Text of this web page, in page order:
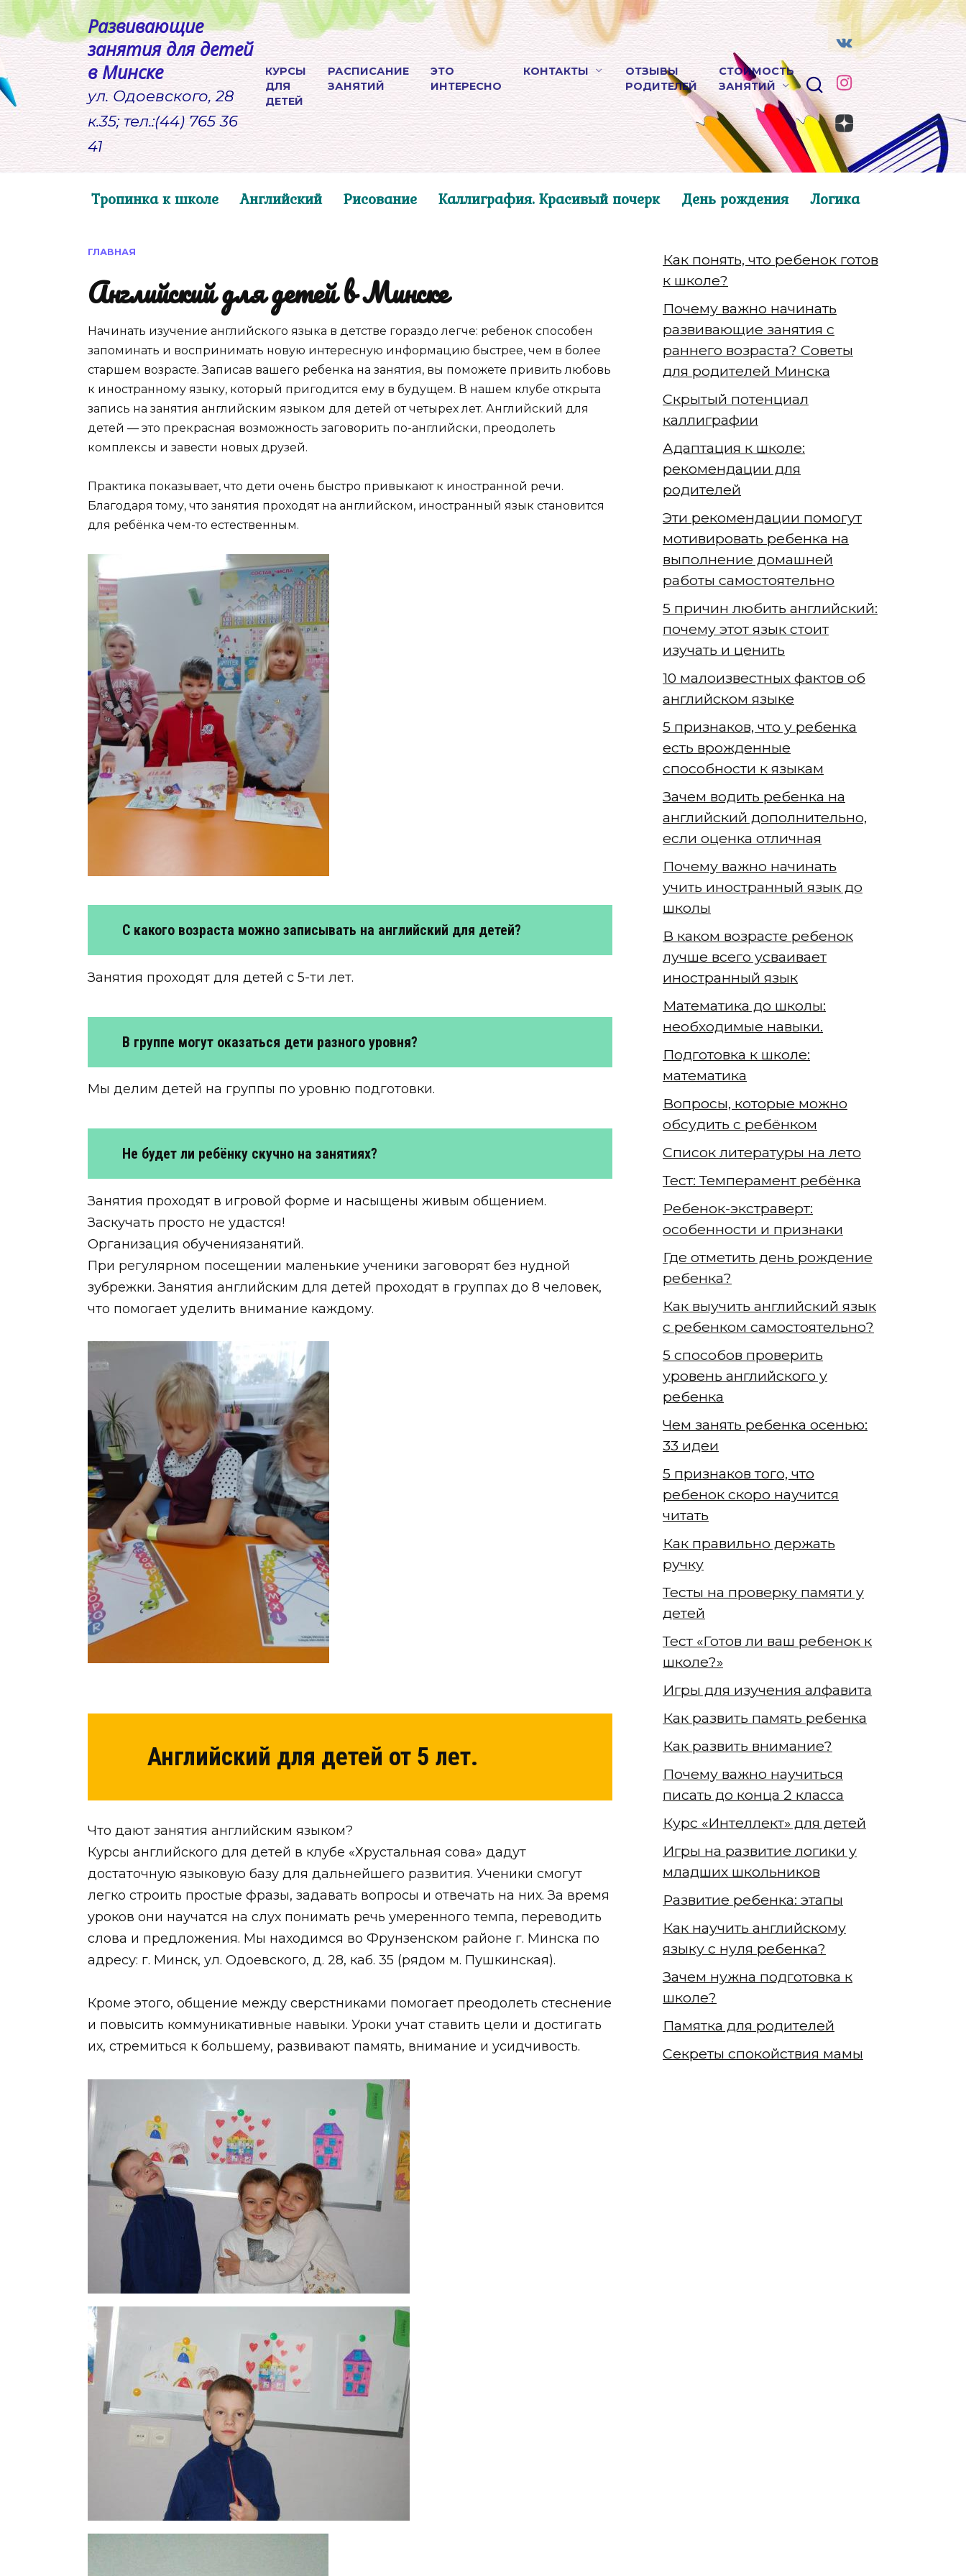
Перейти
к
содержанию
Развивающие
занятия для детей
в Минске
ул. Одоевского, 28
к.35; тел.:(44) 765 36
41
КУРСЫ
ДЛЯ
ДЕТЕЙ
РАСПИСАНИЕ
ЗАНЯТИЙ
ЭТО
ИНТЕРЕСНО
КОНТАКТЫ
ОТЗЫВЫ
РОДИТЕЛЕЙ
СТОИМОСТЬ
ЗАНЯТИЙ
Тропинка к школе Английский Рисование Каллиграфия. Красивый почерк День рождения Логика
ГЛАВНАЯ
Английский для детей в Минске
Начинать изучение английского языка в детстве гораздо легче: ребенок способен
запоминать и воспринимать новую интересную информацию быстрее, чем в более
старшем возрасте. Записав вашего ребенка на занятия, вы поможете привить любовь
к иностранному языку, который пригодится ему в будущем. В нашем клубе открыта
запись на занятия английским языком для детей от четырех лет. Английский для
детей — это прекрасная возможность заговорить по-английски, преодолеть
комплексы и завести новых друзей.
Практика показывает, что дети очень быстро привыкают к иностранной речи.
Благодаря тому, что занятия проходят на английском, иностранный язык становится
для ребёнка чем-то естественным.
С какого возраста можно записывать на английский для детей?
Занятия проходят для детей с 5-ти лет.
В группе могут оказаться дети разного уровня?
Мы делим детей на группы по уровню подготовки.
Не будет ли ребёнку скучно на занятиях?
Занятия проходят в игровой форме и насыщены живым общением.
Заскучать просто не удастся!
Организация обучениязанятий.
При регулярном посещении маленькие ученики заговорят без нудной
зубрежки. Занятия английским для детей проходят в группах до 8 человек,
что помогает уделить внимание каждому.
Английский для детей от 5 лет.
Что дают занятия английским языком?
Курсы английского для детей в клубе «Хрустальная сова» дадут
достаточную языковую базу для дальнейшего развития. Ученики смогут
легко строить простые фразы, задавать вопросы и отвечать на них. За время
уроков они научатся на слух понимать речь умеренного темпа, переводить
слова и предложения. Мы находимся во Фрунзенском районе г. Минска по
адресу: г. Минск, ул. Одоевского, д. 28, каб. 35 (рядом м. Пушкинская).
Кроме этого, общение между сверстниками помогает преодолеть стеснение
и повысить коммуникативные навыки. Уроки учат ставить цели и достигать
их, стремиться к большему, развивают память, внимание и усидчивость.
Как понять, что ребенок готов
к школе?
Почему важно начинать
развивающие занятия с
раннего возраста? Советы
для родителей Минска
Скрытый потенциал
каллиграфии
Адаптация к школе:
рекомендации для
родителей
Эти рекомендации помогут
мотивировать ребенка на
выполнение домашней
работы самостоятельно
5 причин любить английский:
почему этот язык стоит
изучать и ценить
10 малоизвестных фактов об
английском языке
5 признаков, что у ребенка
есть врожденные
способности к языкам
Зачем водить ребенка на
английский дополнительно,
если оценка отличная
Почему важно начинать
учить иностранный язык до
школы
В каком возрасте ребенок
лучше всего усваивает
иностранный язык
Математика до школы:
необходимые навыки.
Подготовка к школе:
математика
Вопросы, которые можно
обсудить с ребёнком
Список литературы на лето
Тест: Темперамент ребёнка
Ребенок-экстраверт:
особенности и признаки
Где отметить день рождение
ребенка?
Как выучить английский язык
с ребенком самостоятельно?
5 способов проверить
уровень английского у
ребенка
Чем занять ребенка осенью:
33 идеи
5 признаков того, что
ребенок скоро научится
читать
Как правильно держать
ручку
Тесты на проверку памяти у
детей
Тест «Готов ли ваш ребенок к
школе?»
Игры для изучения алфавита
Как развить память ребенка
Как развить внимание?
Почему важно научиться
писать до конца 2 класса
Курс «Интеллект» для детей
Игры на развитие логики у
младших школьников
Развитие ребенка: этапы
Как научить английскому
языку с нуля ребенка?
Зачем нужна подготовка к
школе?
Памятка для родителей
Секреты спокойствия мамы